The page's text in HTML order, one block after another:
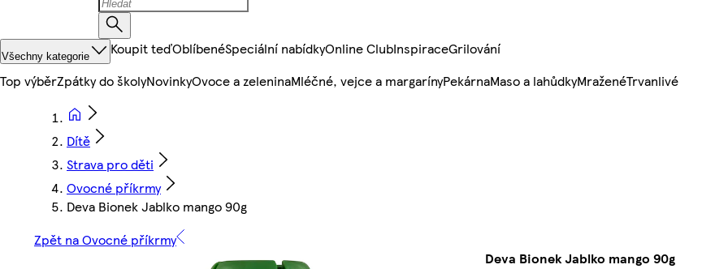
Všechny kategorie Koupit teďOblíbenéSpeciální nabídkyOnline ClubInspiraceGrilování
Top výběrZpátky do školyNovinkyOvoce a zeleninaMléčné, vejce a margarínyPekárnaMaso a lahůdkyMraženéTrvanlivé
Dítě
Strava pro děti
Ovocné příkrmy
Deva Bionek Jablko mango 90g
Zpět na Ovocné příkrmy
Deva Bionek Jablko mango 90g